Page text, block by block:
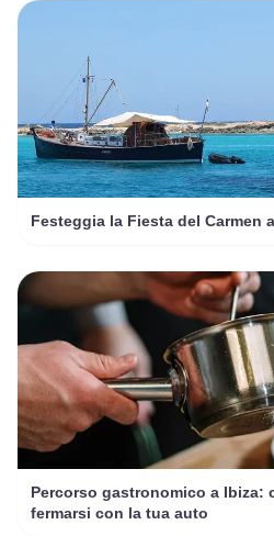
Festeggia la Fiesta del Carmen
Percorso gastronomico a Ibiza:
fermarsi con la tua auto